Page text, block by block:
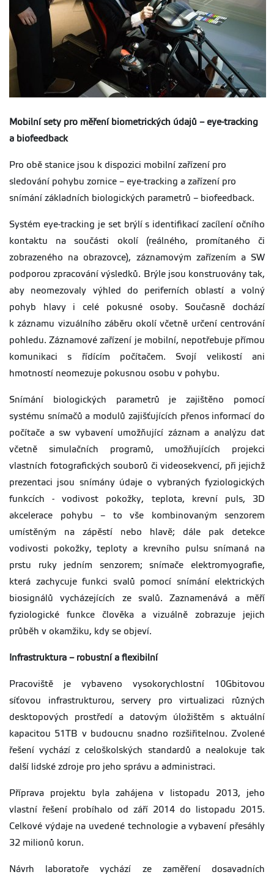
Mobilní sety pro měření biometrických údajů – eye-tracking
a biofeedback
Pro obě stanice jsou k dispozici mobilní zařízení pro
sledování pohybu zornice – eye-tracking a zařízení pro
snímání základních biologických parametrů – biofeedback.
Systém eye-tracking je set brýlí s identifikací zacílení očního
kontaktu na součásti okolí (reálného, promítaného či
zobrazeného na obrazovce), záznamovým zařízením a SW
podporou zpracování výsledků. Brýle jsou konstruovány tak,
aby neomezovaly výhled do periferních oblastí a volný
pohyb hlavy i celé pokusné osoby. Současně dochází
k záznamu vizuálního záběru okolí včetně určení centrování
pohledu. Záznamové zařízení je mobilní, nepotřebuje přímou
komunikaci s řídícím počítačem. Svojí velikostí ani
hmotností neomezuje pokusnou osobu v pohybu.
Snímání biologických parametrů je zajištěno pomocí
systému snímačů a modulů zajišťujících přenos informací do
počítače a sw vybavení umožňující záznam a analýzu dat
včetně simulačních programů, umožňujících projekci
vlastních fotografických souborů či videosekvencí, při jejichž
prezentaci jsou snímány údaje o vybraných fyziologických
funkcích - vodivost pokožky, teplota, krevní puls, 3D
akcelerace pohybu – to vše kombinovaným senzorem
umístěným na zápěstí nebo hlavě; dále pak detekce
vodivosti pokožky, teploty a krevního pulsu snímaná na
prstu ruky jedním senzorem; snímače elektromyografie,
která zachycuje funkci svalů pomocí snímání elektrických
biosignálů vycházejících ze svalů. Zaznamenává a měří
fyziologické funkce člověka a vizuálně zobrazuje jejich
průběh v okamžiku, kdy se objeví.
Infrastruktura – robustní a flexibilní
Pracoviště je vybaveno vysokorychlostní 10Gbitovou
síťovou infrastrukturou, servery pro virtualizaci různých
desktopových prostředí a datovým úložištěm s aktuální
kapacitou 51TB v budoucnu snadno rozšiřitelnou. Zvolené
řešení vychází z celoškolských standardů a nealokuje tak
další lidské zdroje pro jeho správu a administraci.
Příprava projektu byla zahájena v listopadu 2013, jeho
vlastní řešení probíhalo od září 2014 do listopadu 2015.
Celkové výdaje na uvedené technologie a vybavení přesáhly
32 milionů korun.
Návrh laboratoře vychází ze zaměření dosavadních